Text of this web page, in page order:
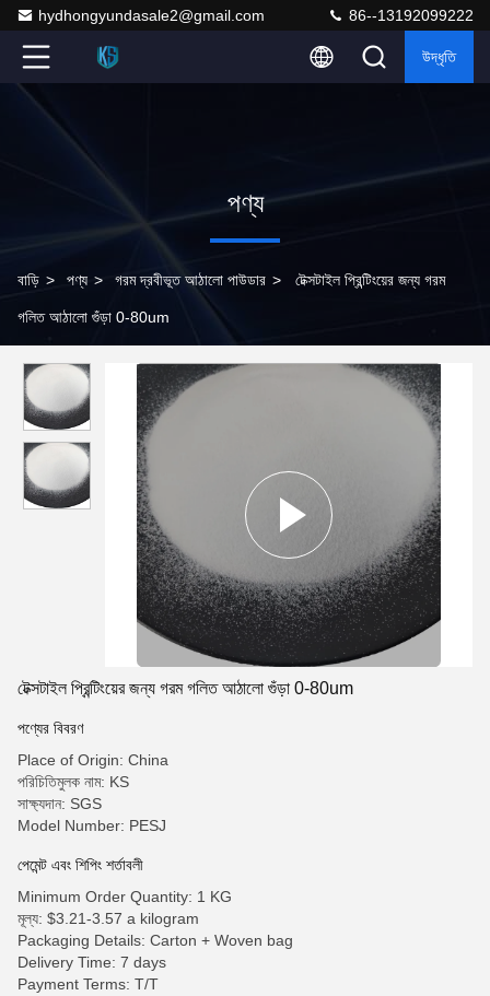
hydhongyundasale2@gmail.com 86--13192099222
উদ্ধৃতি
পণ্য
বাড়ি > পণ্য > গরম দ্রবীভূত আঠালো পাউডার > টেক্সটাইল প্রিন্টিংয়ের জন্য গরম
গলিত আঠালো গুঁড়া 0-80um
টেক্সটাইল প্রিন্টিংয়ের জন্য গরম গলিত আঠালো গুঁড়া 0-80um
পণ্যের বিবরণ
Place of Origin: China
পরিচিতিমুলক নাম: KS
সাক্ষ্যদান: SGS
Model Number: PESJ
পেমেন্ট এবং শিপিং শর্তাবলী
Minimum Order Quantity: 1 KG
মূল্য: $3.21-3.57 a kilogram
Packaging Details: Carton + Woven bag
Delivery Time: 7 days
Payment Terms: T/T